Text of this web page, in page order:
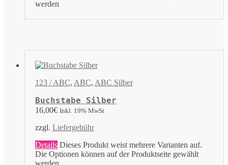
werden
123 / ABC, ABC, ABC Silber
Buchstabe Silber
16,00€ Inkl. 19% MwSt
zzgl. Liefergebühr
Details Dieses Produkt weist mehrere Varianten auf.
Die Optionen können auf der Produktseite gewählt
werden